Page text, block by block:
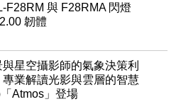
F28RM 與 F28RMA 閃燈
韌體
與星空攝影師的氣象決策利
專業解讀光影與雲層的智慧
Atmos」登場